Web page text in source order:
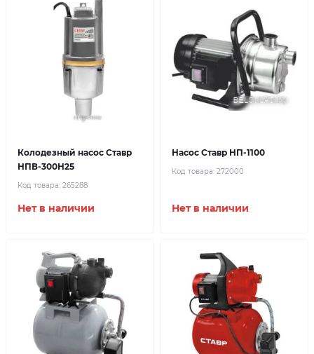
Колодезный насос Ставр
НПВ-300Н25
Код товара: 265288
Нет в наличии
Насос Ставр НП-1100
Код товара: 272000
Нет в наличии